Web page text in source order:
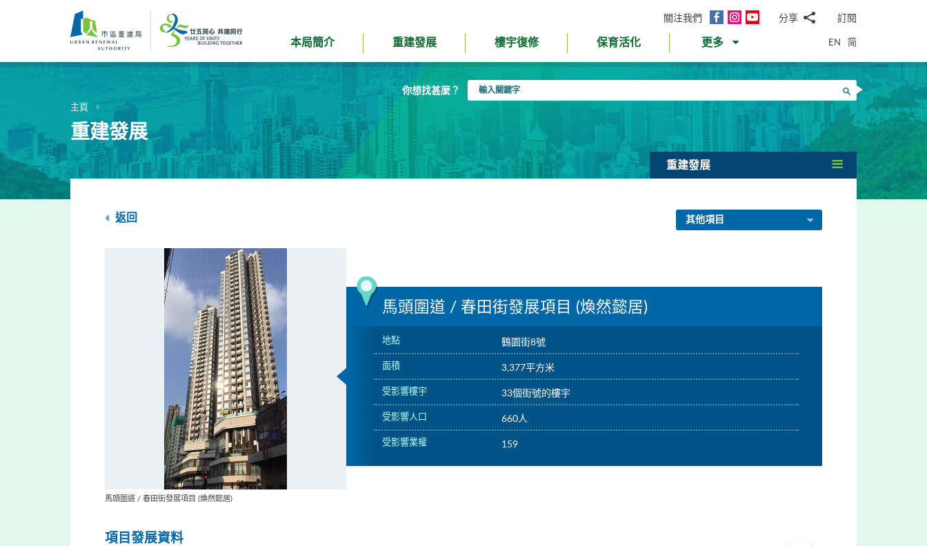
內
關注我們
面
InstagramYouTube分享
郵WhatsApp
微
信
面
書Twitter
LinkedIn
微
訂閱
本局簡介 重建發展 樓宇復修 保育活化 更多 EN 简
你想找甚麼？
入
搜尋
主頁
重建發展
重建發展
返回 其他項目
馬頭圍道 / 春田街發展項目 (煥然懿居)
地點 鶴園街8號
面積 3,377平方米
受影響樓宇 33個街號的樓宇
受影響人口 660人
受影響業權 159
馬頭圍道 / 春田街發展項目 (煥然懿居)
項目發展資料